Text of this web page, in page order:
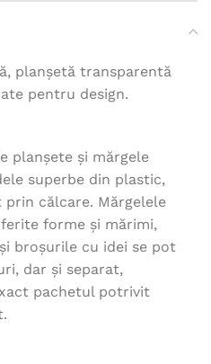
planșetă transparentă
pentru design.
planșete și mărgele
superbe din plastic,
călcare. Mărgelele
forme și mărimi,
broșurile cu idei se pot
dar și separat,
pachetul potrivit